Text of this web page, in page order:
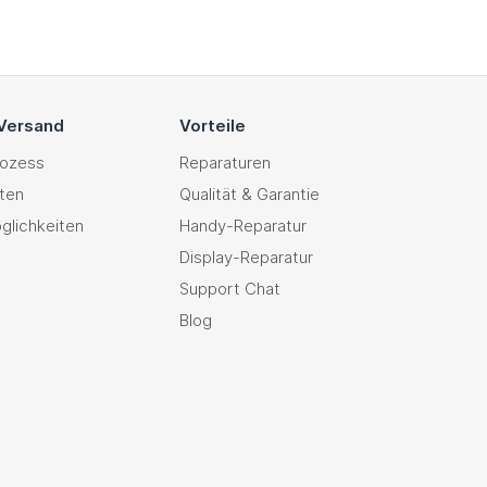
Vorteile
Reparaturen
Qualität & Garantie
Handy-Reparatur
Display-Reparatur
Support Chat
Blog